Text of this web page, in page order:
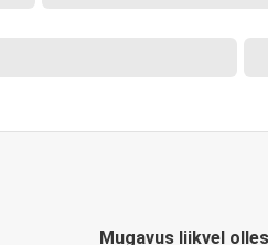
Mugavus liikvel olles